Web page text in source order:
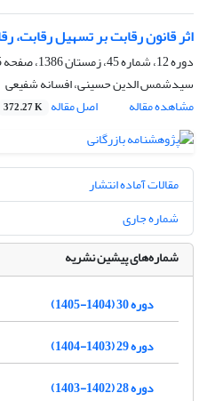
اثر قانون رقابت بر تسهیل رقابت،
دوره 12، شماره 45، زمستان 1386، صفحه
سیدشمس الدین حسینی، افسانه شفیعی
مشاهده مقاله
اصل مقاله 372.27 K
مقالات آماده انتشار
شماره جاری
شماره‌های پیشین نشریه
دوره 30 (1404-1405)
دوره 29 (1403-1404)
دوره 28 (1402-1403)